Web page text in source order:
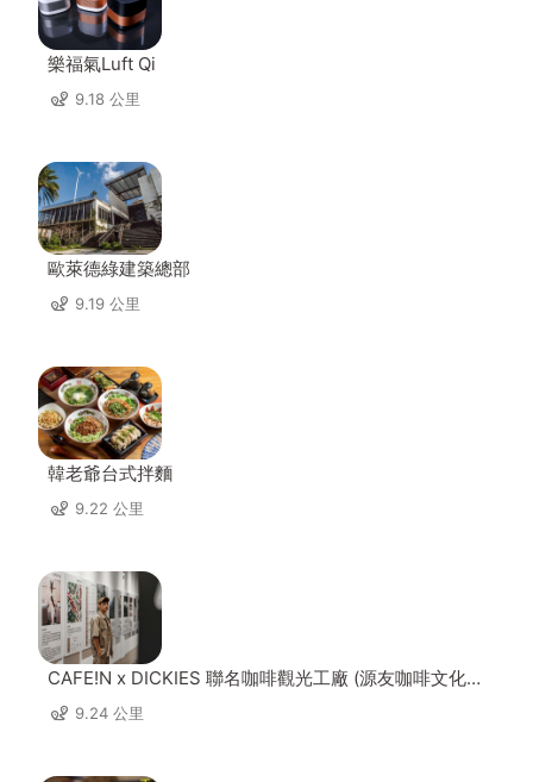
樂福氣Luft Qi
9.18 公里
歐萊德綠建築總部
9.19 公里
韓老爺台式拌麵
9.22 公里
CAFE!N x DICKIES 聯名咖啡觀光工廠 (源友咖啡文化園
區) 9.24 公里